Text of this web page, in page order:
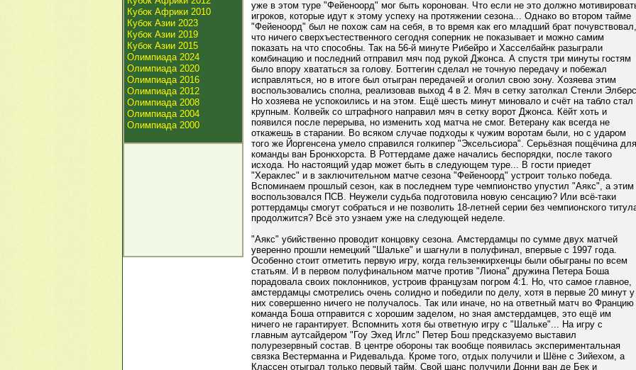
Кубок Африки 2010
Кубок Азии 2023
Кубок Азии 2019
Кубок Азии 2015
Олимпиада 2024
Олимпиада 2020
Олимпиада 2016
Олимпиада 2012
Олимпиада 2008
Олимпиада 2004
Олимпиада 2000
уже в этом туре "Фейеноорд" мог быть коронован. Что если не это должно
игроков, которые идут к этому успеху на протяжении сезона... Однако во втором тайме
"Фейеноорд" был не похож сам на себя, в то время как его младший брат почувствовал,
что ничего сверхъестественного сегодня соперник не показывает и можно самим
показать на что способны. Так на 56-й минуте Рибейро и Хасселбайнк разыграли
комбинацию и последний отправил мяч под рукой Джонса. А спустя три минуты гостям
было впору хвататься за голову. Боттегин сделал не точную передачу и побежал
исправляться, но в итоге был отыгран передачей и оголил свою зону. Хозяева этим
воспользовались сполна, реализовав выход 4 в 2. Мяч в сетку затолкал Стенли
Но хозяева не успокоились и на этом. Ещё шесть минут миновало и счёт на табло стал
крупным. Колвейк со штрафного направил мяч в сетку ворот Джонса. Кёйт хоть и
появился после перерыва, но изменить ход матча не смог. Ветерану как всегда не
откажешь в старании. Во всяком случае подходы к чужим воротам были, но с ударом
того же Йоргенсена умело справился голкипер "Эксельсиора". Серьёзная пощёчина для
команды ван Бронкхорста. В Роттердаме даже начались беспорядки, после такого
исхода. Но настоящий удар может быть в следующем туре... В гости приедет
"Хераклес" и в заключительном матче сезона "Фейеноорд" устроит только победа.
Вспоминаем прошлый сезон, как в последнем туре чемпионство упустил "Аякс", а этим
воспользовался ПСВ. Неужели судьба подготовила новую сенсацию? Или всё-таки
роттердамцы смогут собраться и не позволить 18-летней серии без чемпионского
продолжится? Всё это узнаем уже на следующей неделе.
"Аякс" убийственно проводит концовку сезона. Амстердамцы по сумме двух матчей
уверенно прошли немецкий "Шальке" и шагнули в полуфинал, впервые с 1997 года.
Особенно стоит отметить первую игру, когда гельзенкирхенцы были обыграны по всем
статьям. И в первом полуфинальном матче против "Лиона" дружина Петера Боша
порадовала своих поклонников, устроив французам погром 4:1. Но, что самое главное,
амстердамцы смотрелись очень солидно и победили по делу, хотя в первые 20 минут у
них совершенно ничего не получалось. Так или иначе, но на ответный матч во Францию
команда Боша отправится с хорошим заделом, но зная амстердамцев, это ещё им
ничего не гарантирует. Вспомнить хотя бы ответную игру с "Шальке"... На игру с
главным аутсайдером "Гоу Эхед Иглс" Петер Бош предсказуемо выставил
полурезервный состав. В центре обороны так вообще появилась экспериментальная
связка Вестерманна и Ридевальда. Кроме того, отдых получили и Шёне с Зийехом, а
Классен отыграл только первый тайм. Свой шанс получили Донни ван де Бек и